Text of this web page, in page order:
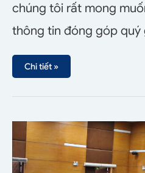
chúng tôi rất mong
thông tin đóng góp quý
Chi tiết »